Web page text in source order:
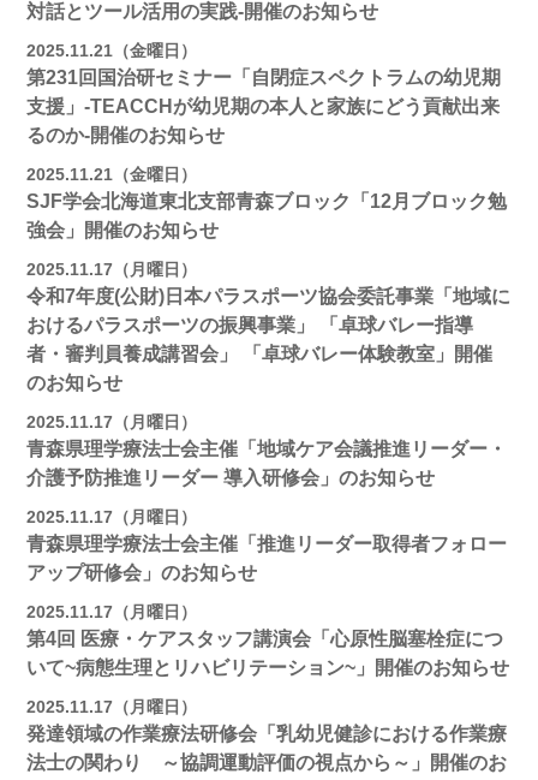
対話とツール活用の実践-開催のお知らせ
2025.11.21（金曜日）
第231回国治研セミナー「自閉症スペクトラムの幼児期
支援」-TEACCHが幼児期の本人と家族にどう貢献出来
るのか-開催のお知らせ
2025.11.21（金曜日）
SJF学会北海道東北支部青森ブロック「12月ブロック勉
強会」開催のお知らせ
2025.11.17（月曜日）
令和7年度(公財)日本パラスポーツ協会委託事業「地域に
おけるパラスポーツの振興事業」 「卓球バレー指導
者・審判員養成講習会」 「卓球バレー体験教室」開催
のお知らせ
2025.11.17（月曜日）
青森県理学療法士会主催「地域ケア会議推進リーダー・
介護予防推進リーダー 導入研修会」のお知らせ
2025.11.17（月曜日）
青森県理学療法士会主催「推進リーダー取得者フォロー
アップ研修会」のお知らせ
2025.11.17（月曜日）
第4回 医療・ケアスタッフ講演会「心原性脳塞栓症につ
いて~病態生理とリハビリテーション~」開催のお知らせ
2025.11.17（月曜日）
発達領域の作業療法研修会「乳幼児健診における作業療
法士の関わり ～協調運動評価の視点から～」開催のお